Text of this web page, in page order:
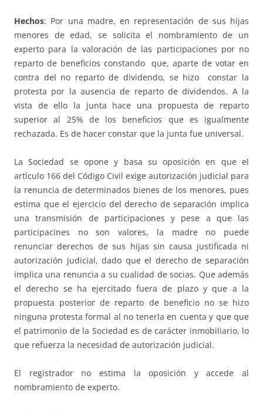
Hechos: Por una madre, en representación de sus hijas
menores de edad, se solicita el nombramiento de un
experto para la valoración de las participaciones por no
reparto de beneficios constando que, aparte de votar en
contra del no reparto de dividendo, se hizo constar la
protesta por la ausencia de reparto de dividendos. A la
vista de ello la junta hace una propuesta de reparto
superior al 25% de los beneficios que es igualmente
rechazada. Es de hacer constar que la junta fue universal.
La Sociedad se opone y basa su oposición en que el
artículo 166 del Código Civil exige autorización judicial para
la renuncia de determinados bienes de los menores, pues
estima que el ejercicio del derecho de separación implica
una transmisión de participaciones y pese a que las
participacines no son valores, la madre no puede
renunciar derechos de sus hijas sin causa justificada ni
autorización judicial, dado que el derecho de separación
implica una renuncia a su cualidad de socias. Que además
el derecho se ha ejercitado fuera de plazo y que a la
propuesta posterior de reparto de beneficio no se hizo
ninguna protesta formal al no tenerla en cuenta y que que
el patrimonio de la Sociedad es de carácter inmobiliario, lo
que refuerza la necesidad de autorización judicial.
El registrador no estima la oposición y accede al
nombramiento de experto.